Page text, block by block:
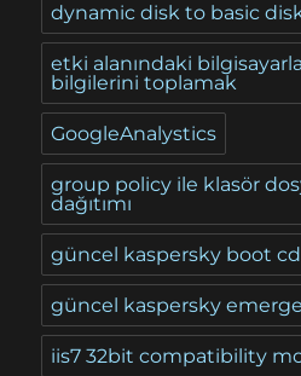
dynamic disk to basic
etki alanındaki
bilgilerini toplamak
GoogleAnalystics
group policy ile klasör
dağıtımı
güncel kaspersky boot cd
güncel kaspersky
iis7 32bit compatibility